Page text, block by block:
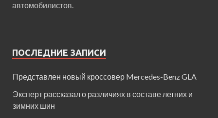
автомобилистов.
ПОСЛЕДНИЕ ЗАПИСИ
Представлен новый кроссовер Mercedes-Benz GLA
Эксперт рассказал о различиях в составе летних и
зимних шин